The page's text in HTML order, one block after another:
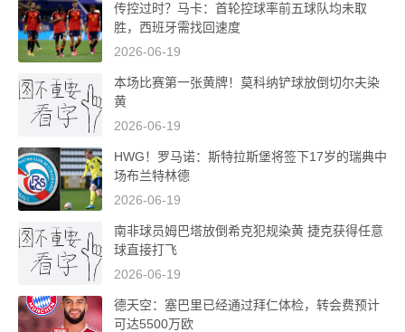
传控过时？马卡：首轮控球率前五球队均未取
胜，西班牙需找回速度
2026-06-19
本场比赛第一张黄牌！莫科纳铲球放倒切尔夫染
黄
2026-06-19
HWG！罗马诺：斯特拉斯堡将签下17岁的瑞典中
场布兰特林德
2026-06-19
南非球员姆巴塔放倒希克犯规染黄 捷克获得任意
球直接打飞
2026-06-19
德天空：塞巴里已经通过拜仁体检，转会费预计
可达5500万欧